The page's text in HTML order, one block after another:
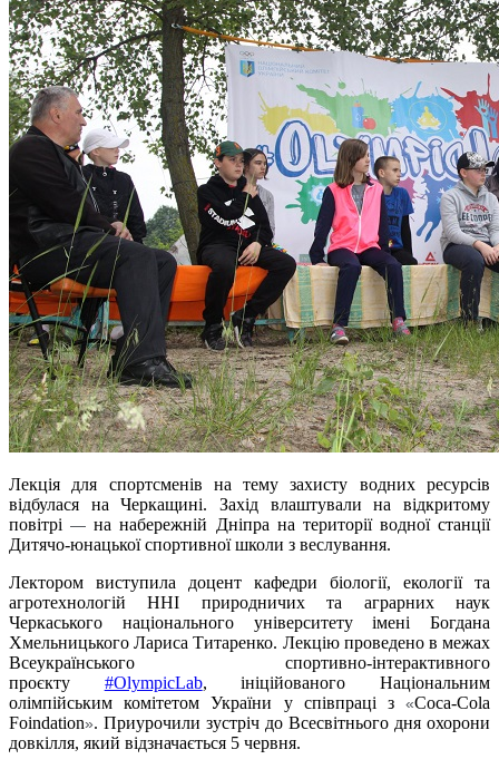
Лекція для спортсменів на тему захисту водних ресурсів
відбулася на Черкащині. Захід влаштували на відкритому
повітрі— на набережній Дніпра на території водної станції
Дитячо-юнацької спортивної школи з веслування.
Лектором виступила доцент кафедри біології, екології та
агротехнологій ННІ природничих та аграрних наук
Черкаського національного університету імені Богдана
Хмельницького Лариса Титаренко. Лекцію проведено в межах
Всеукраїнського спортивно-інтерактивного
проєкту #OlympicLab, ініційованогоНаціональним
олімпійським комітетомУкраїни у співпраці з«Coca-Cola
Foindation». Приурочили зустріч до Всесвітнього дня охорони
довкілля, який відзначається 5 червня.